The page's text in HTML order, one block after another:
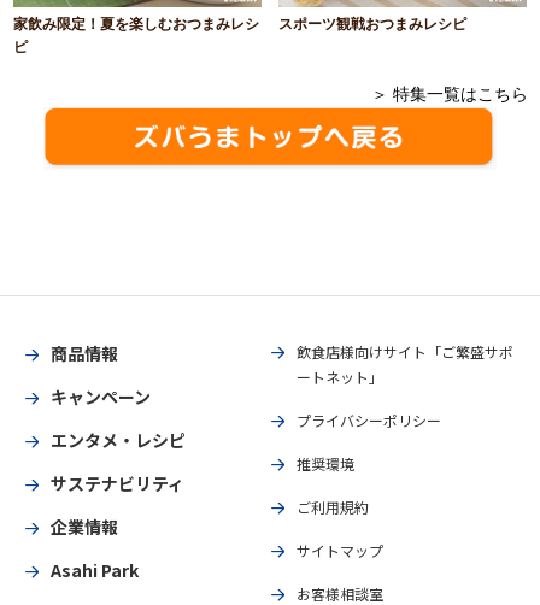
家飲み限定！夏を楽しむおつまみレシ
ピ
スポーツ観戦おつまみレシピ
＞ 特集一覧はこちら
商品情報
キャンペーン
エンタメ・レシピ
サステナビリティ
企業情報
Asahi Park
飲食店様向けサイト「ご繁盛サポ
ートネット」
プライバシーポリシー
推奨環境
ご利用規約
サイトマップ
お客様相談室